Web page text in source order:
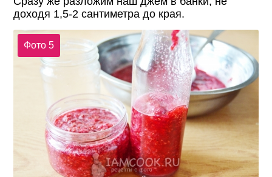
доходя 1,5-2 сантиметра до края.
Фото 5